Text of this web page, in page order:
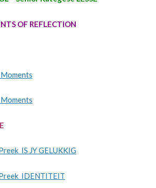
OF REFLECTION
JY GELUKKIG